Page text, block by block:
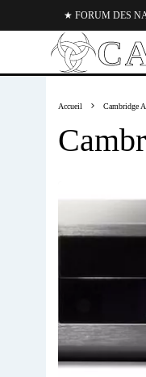
★ FORUM DES
Accueil Cambridge